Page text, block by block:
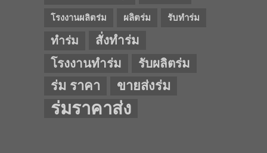
โรงงานผลิตร่ม ผลิตร่ม รับทำร่ม
ทำร่ม
สั่งทำร่ม
โรงงานทำร่ม
รับผลิตร่ม
ร่ม ราคา ขายส่งร่ม
ร่มราคาส่ง